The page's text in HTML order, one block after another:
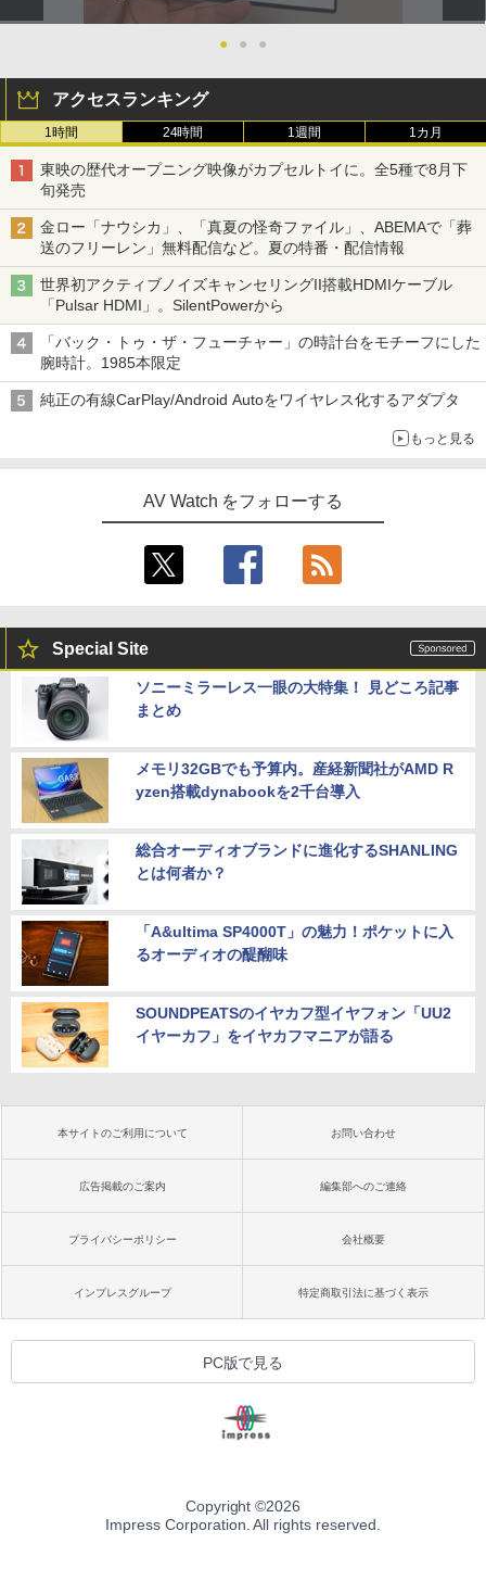
● ● ●
アクセスランキング
1時間 24時間 1週間 1カ月
東映の歴代オープニング映像がカプセルトイに。全5種で8月下
旬発売
金ロー「ナウシカ」、「真夏の怪奇ファイル」、ABEMAで「葬
送のフリーレン」無料配信など。夏の特番・配信情報
世界初アクティブノイズキャンセリングII搭載HDMIケーブル
「Pulsar HDMI」。SilentPowerから
「バック・トゥ・ザ・フューチャー」の時計台をモチーフにした
腕時計。1985本限定
純正の有線CarPlay/Android Autoをワイヤレス化するアダプタ
もっと見る
AV Watch をフォローする
Special Site
ソニーミラーレス一眼の大特集！ 見どころ記事
まとめ
メモリ32GBでも予算内。産経新聞社がAMD R
yzen搭載dynabookを2千台導入
総合オーディオブランドに進化するSHANLING
とは何者か？
「A&ultima SP4000T」の魅力！ポケットに入
るオーディオの醍醐味
SOUNDPEATSのイヤカフ型イヤフォン「UU2
イヤーカフ」をイヤカフマニアが語る
本サイトのご利用について お問い合わせ
広告掲載のご案内 編集部へのご連絡
プライバシーポリシー 会社概要
インプレスグループ 特定商取引法に基づく表示
PC版で見る
Copyright ©2026
Impress Corporation. All rights reserved.